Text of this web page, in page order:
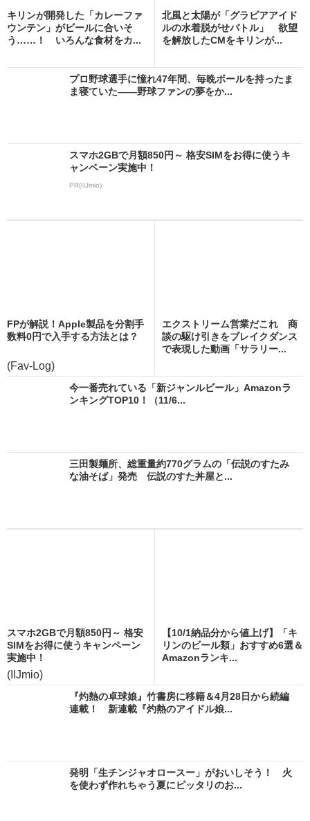
キリンが開発した「カレーファ
ウンテン」がビールに合いそ
う……！ いろんな食材をカ...
北風と太陽が「グラビアアイド
ルの水着脱がせバトル」 欲望
を解放したCMをキリンが...
プロ野球選手に憧れ47年間、毎晩ボールを持ったま
ま寝ていた――野球ファンの夢をか...
スマホ2GBで月額850円～ 格安SIMをお得に使うキ
ャンペーン実施中！
PR(IIJmio)
FPが解説！Apple製品を分割手
数料0円で入手する方法とは？
(Fav-Log)
エクストリーム営業だこれ 商
談の駆け引きをブレイクダンス
で表現した動画「サラリー...
今一番売れている「新ジャンルビール」Amazonラ
ンキングTOP10！（11/6...
三田製麺所、総重量約770グラムの「伝説のすたみ
な油そば」発売 伝説のすた丼屋と...
スマホ2GBで月額850円～ 格安
SIMをお得に使うキャンペーン
実施中！
(IIJmio)
【10/1納品分から値上げ】「キ
リンのビール類」おすすめ6選＆
Amazonランキ...
『灼熱の卓球娘』竹書房に移籍＆4月28日から続編
連載！ 新連載『灼熱のアイドル娘...
発明「生チンジャオロースー」がおいしそう！ 火
を使わず作れちゃう夏にピッタリのお...